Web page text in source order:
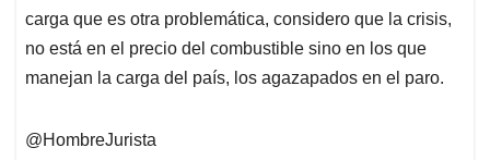
carga que es otra problemática, considero que la crisis,
no está en el precio del combustible sino en los que
manejan la carga del país, los agazapados en el paro.
@HombreJurista